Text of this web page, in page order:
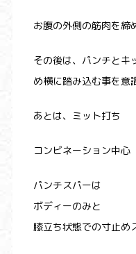
お腹の外側の筋肉を締
その後は、パンチとキ
め横に踏み込む事を意
あとは、ミット打ち
コンビネーション中心
パンチスパーは
ボディーのみと
膝立ち状態での寸止め